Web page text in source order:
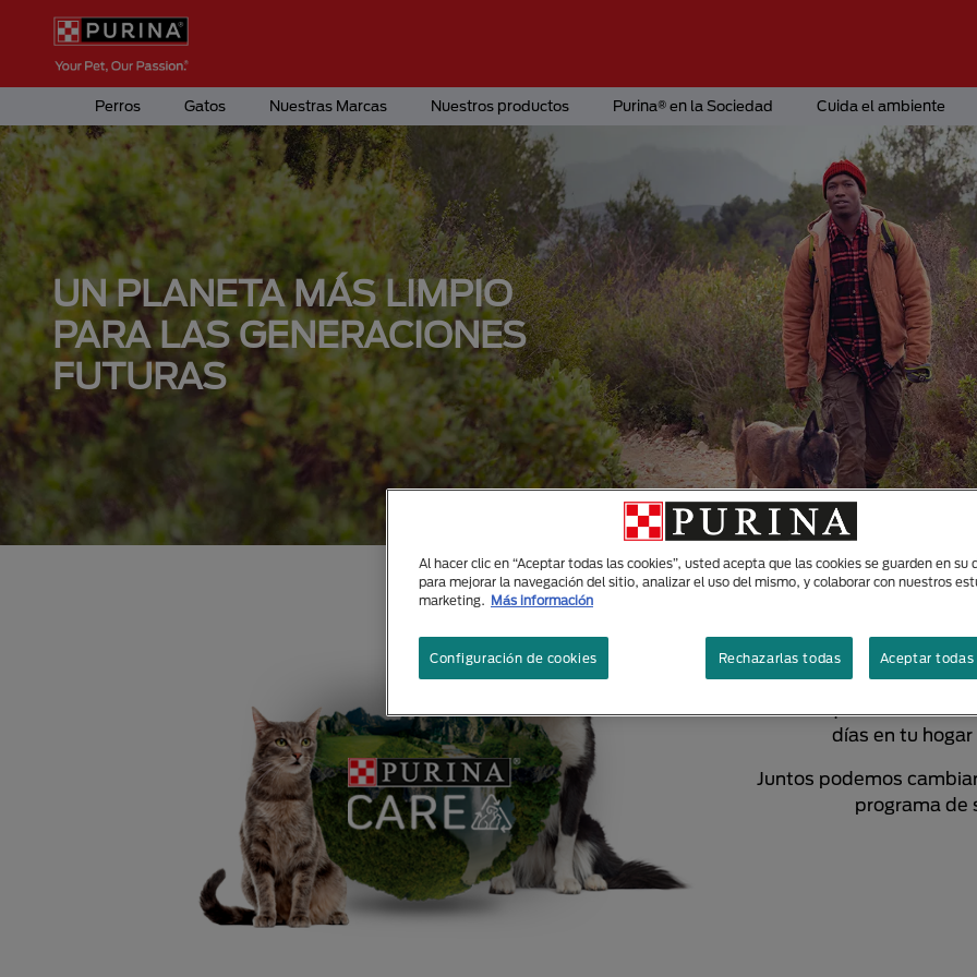
Pasar al contenido principal
Menú Secundario Purina
Menú Principal Purina
Perros Gatos Nuestras Marcas Nuestros productos Purina® en la Sociedad Cuida el ambiente
UN PLANETA MÁS LIMPIO
PARA LAS GENERACIONES
FUTURAS
¿Sabias que una bolsa
días en tu
Juntos podemos
programa de
Al hacer clic en “Aceptar todas las cookies”, usted acepta que las cookies se guarden en su
para mejorar la navegación del sitio, analizar el uso del mismo, y colaborar con nuestros
marketing. Más información
Rechazarlas todas Aceptar todas
Configuración de cookies